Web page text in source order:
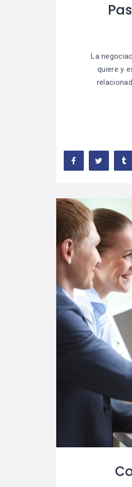
La
quiere y